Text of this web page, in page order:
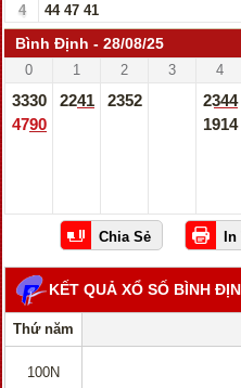
4 44 47 41
Bình Định - 28/08/25
0 1 2 3 4
3330
4790
2241 2352
2344
1914
KẾT QUẢ XỔ SỐ BÌNH
Thứ năm
100N